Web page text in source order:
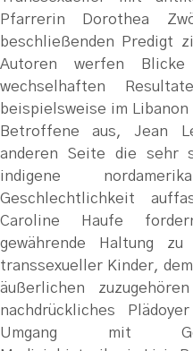
Pfarrerin Dorothea
beschließenden Predigt
Autoren werfen
wechselhaften
beispielsweise im
Betroffene aus, Jean
anderen Seite die sehr
indigene
Geschlechtlichkeit
Caroline Haufe
gewährende Haltung zu
transsexueller Kinder,
äußerlichen
nachdrückliches
Umgang mit